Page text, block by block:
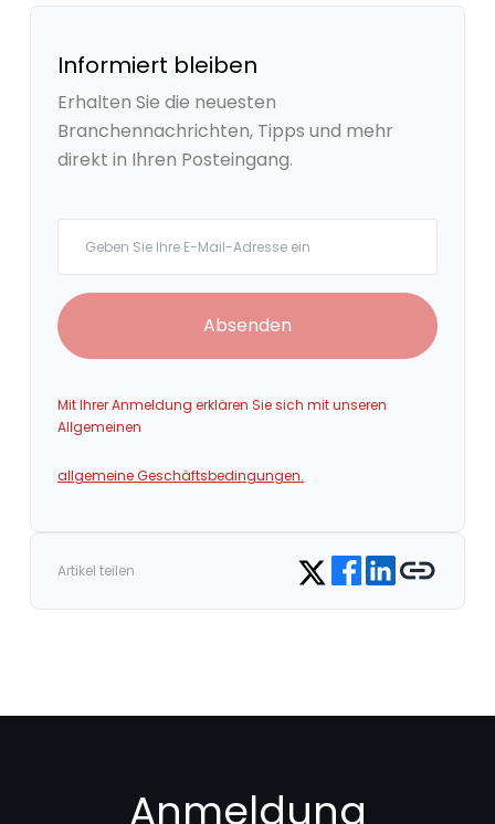
Informiert bleiben
Erhalten Sie die neuesten
Branchennachrichten, Tipps und mehr
direkt in Ihren Posteingang.
Absenden
Mit Ihrer Anmeldung erklären Sie sich mit unseren
Allgemeinen
allgemeine Geschäftsbedingungen.
Artikel teilen Share on Twitter
Share on Facebook
Share on LinkedIn
Copy link
Anmeldung